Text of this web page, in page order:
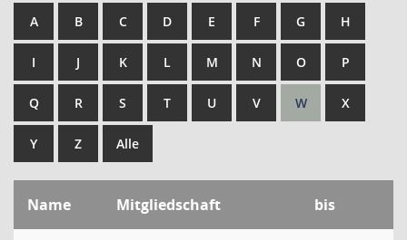
A B C D E F G H
I J K L M N O P
Q R S T U V W X
Y Z Alle
Name Mitgliedschaft bis